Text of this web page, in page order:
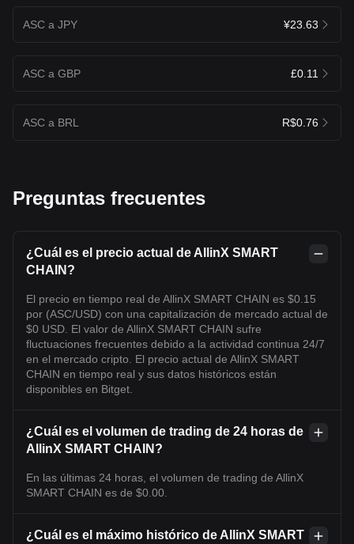
ASC a JPY ¥23.63
ASC a GBP £0.11
ASC a BRL R$0.76
Preguntas frecuentes
¿Cuál es el precio actual de AllinX SMART
CHAIN?
El precio en tiempo real de AllinX SMART CHAIN es $0.15
por (ASC/USD) con una capitalización de mercado actual de
$0 USD. El valor de AllinX SMART CHAIN sufre
fluctuaciones frecuentes debido a la actividad continua 24/7
en el mercado cripto. El precio actual de AllinX SMART
CHAIN en tiempo real y sus datos históricos están
disponibles en Bitget.
¿Cuál es el volumen de trading de 24 horas de
AllinX SMART CHAIN?
En las últimas 24 horas, el volumen de trading de AllinX
SMART CHAIN es de $0.00.
¿Cuál es el máximo histórico de AllinX SMART